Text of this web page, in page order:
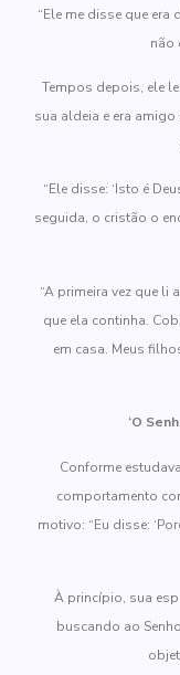
“Ele me disse que
não
Tempos depois, ele
sua aldeia e era
“Ele disse: ‘Isto é
seguida, o cristão o
“A primeira vez que
que ela continha.
em casa. Meus
‘O
Conforme
comportamento
motivo: “Eu disse:
À princípio, sua
buscando ao